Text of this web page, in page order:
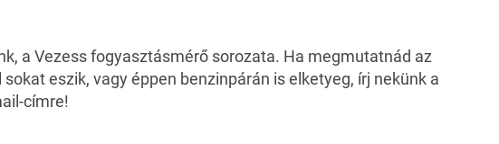
a Vezess fogyasztásmérő sorozata. Ha megmutatnád az
eszik, vagy éppen benzinpárán is elketyeg, írj nekünk a
címre!